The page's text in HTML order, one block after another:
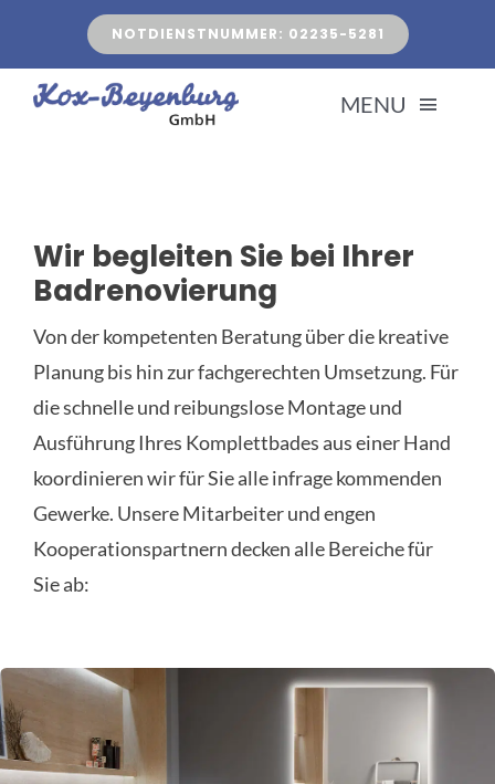
springen
NOTDIENSTNUMMER: 02235-5281
MENU
BAD & SANITÄR
HEIZUNG
KUNDENDIENST
ÜBER UNS
KONTAKT
Wir begleiten Sie bei Ihrer
Badrenovierung
Von der kompetenten Beratung über die kreative
Planung bis hin zur fachgerechten Umsetzung. Für
die schnelle und reibungslose Montage und
Ausführung Ihres Komplettbades aus einer Hand
koordinieren wir für Sie alle infrage kommenden
Gewerke. Unsere Mitarbeiter und engen
Kooperationspartnern decken alle Bereiche für
Sie ab: